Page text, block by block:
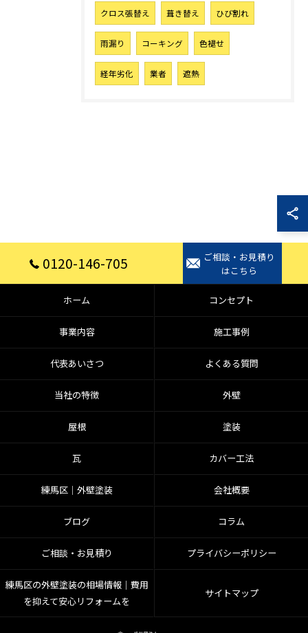
クロス張替え 葺き替え ひび割れ
雨漏り コーキング 色褪せ
経年劣化 業者 遮熱
0120-146-705
ご相談・お見積り
はこちら
ホーム コンセプト
事業内容 施工事例
代表あいさつ よくある質問
当社の特徴 外壁
屋根 塗装
瓦 カバー工法
練馬区│外壁塗装 会社概要
ブログ コラム
ご相談・お見積り プライバシーポリシー
練馬区の外壁塗装の相場情報｜費用
を抑えて安心リフォームを
サイトマップ